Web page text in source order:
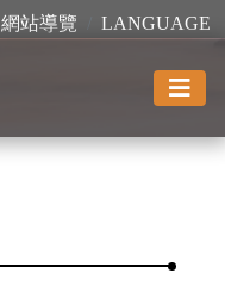
網站導覽 LANGUAGE